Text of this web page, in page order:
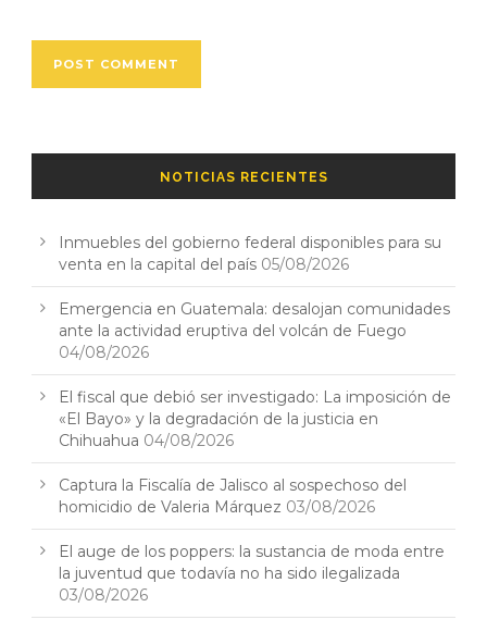
NOTICIAS RECIENTES
Inmuebles del gobierno federal disponibles para su
venta en la capital del país 05/08/2026
Emergencia en Guatemala: desalojan comunidades
ante la actividad eruptiva del volcán de Fuego
04/08/2026
El fiscal que debió ser investigado: La imposición de
«El Bayo» y la degradación de la justicia en
Chihuahua 04/08/2026
Captura la Fiscalía de Jalisco al sospechoso del
homicidio de Valeria Márquez 03/08/2026
El auge de los poppers: la sustancia de moda entre
la juventud que todavía no ha sido ilegalizada
03/08/2026